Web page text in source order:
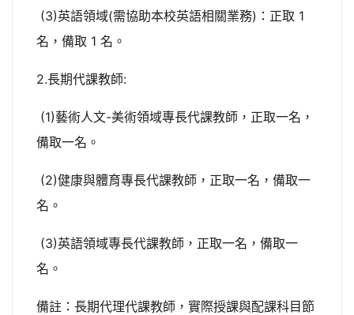
(3)英語領域(需協助本校英語相關業務)：正取 1
名，備取 1 名。
2.長期代課教師:
(1)藝術人文-美術領域專長代課教師，正取一名，
備取一名。
(2)健康與體育專長代課教師，正取一名，備取一
名。
(3)英語領域專長代課教師，正取一名，備取一
名。
備註：長期代理代課教師，實際授課與配課科目節